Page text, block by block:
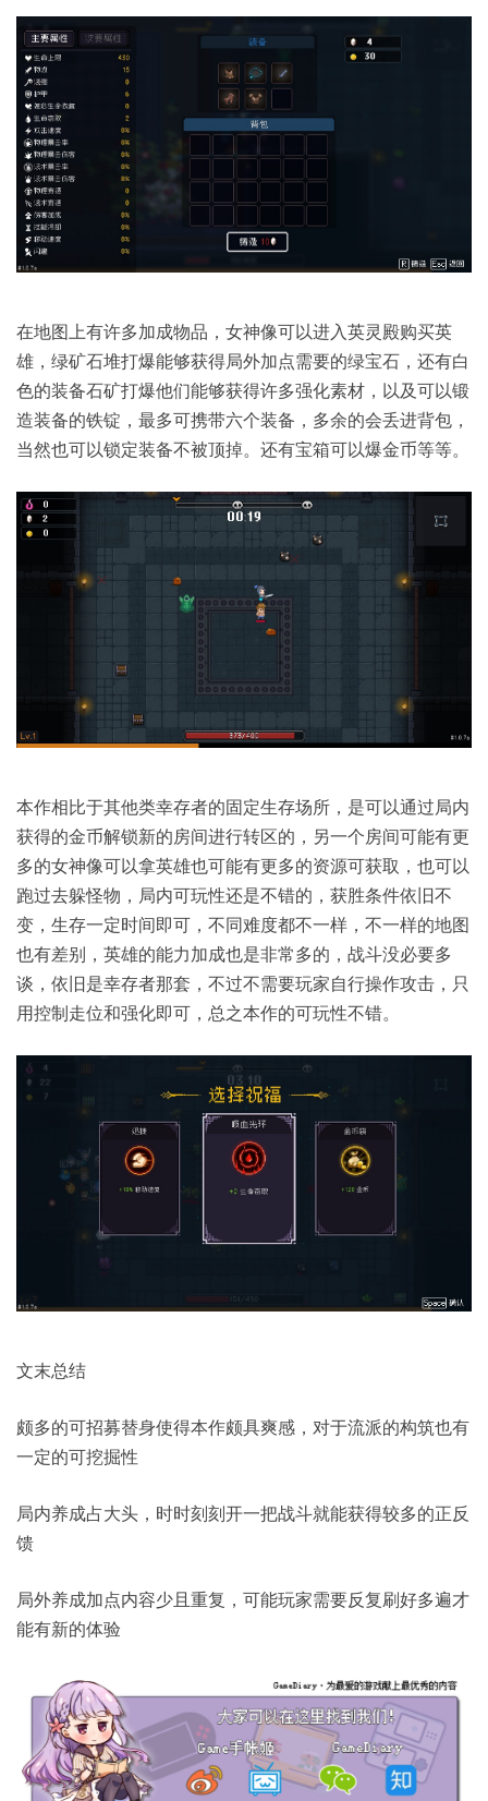
在地图上有许多加成物品，女神像可以进入英灵殿购买英
雄，绿矿石堆打爆能够获得局外加点需要的绿宝石，还有白
色的装备石矿打爆他们能够获得许多强化素材，以及可以锻
造装备的铁锭，最多可携带六个装备，多余的会丢进背包，
当然也可以锁定装备不被顶掉。还有宝箱可以爆金币等等。
本作相比于其他类幸存者的固定生存场所，是可以通过局内
获得的金币解锁新的房间进行转区的，另一个房间可能有更
多的女神像可以拿英雄也可能有更多的资源可获取，也可以
跑过去躲怪物，局内可玩性还是不错的，获胜条件依旧不
变，生存一定时间即可，不同难度都不一样，不一样的地图
也有差别，英雄的能力加成也是非常多的，战斗没必要多
谈，依旧是幸存者那套，不过不需要玩家自行操作攻击，只
用控制走位和强化即可，总之本作的可玩性不错。
文末总结
颇多的可招募替身使得本作颇具爽感，对于流派的构筑也有
一定的可挖掘性
局内养成占大头，时时刻刻开一把战斗就能获得较多的正反
馈
局外养成加点内容少且重复，可能玩家需要反复刷好多遍才
能有新的体验